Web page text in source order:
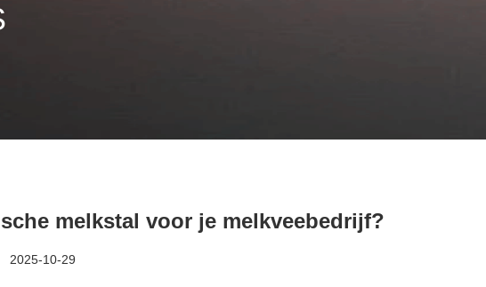
melkstal voor je melkveebedrijf?
2025-10-29